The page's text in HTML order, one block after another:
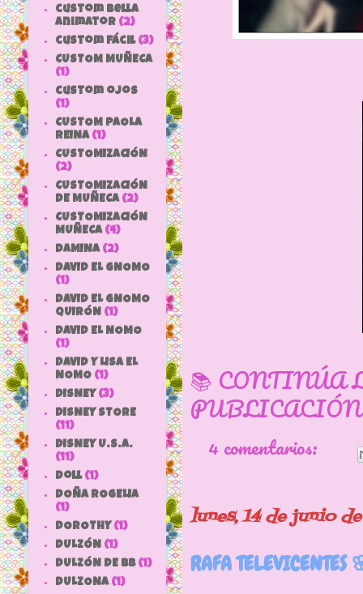
📚 CONTINÚA
4 comentarios:
lunes, 14 de junio
RAFA TELEVICENTES
custom bella
animator (2)
custom fácil (3)
CUSTOM MUÑECA
(1)
custom ojos
(1)
CUSTOM PAOLA
REINA (1)
CUSTOMIZACIÓN
(2)
CUSTOMIZACIÓN
DE MUÑECA (2)
CUSTOMIZACIÓN
MUÑECA (4)
DAMINA (2)
DAVID EL GNOMO
(1)
DAVID EL GNOMO
QUIRÓN (1)
DAVID EL NOMO
(1)
DAVID Y LISA EL
NOMO (1)
DISNEY (3)
DISNEY STORE
(11)
DISNEY U.S.A.
(11)
doll (1)
DOÑA ROGELIA
(1)
DOROTHY (1)
DULZÓN (1)
DULZÓN DE BB (1)
DULZONA (1)